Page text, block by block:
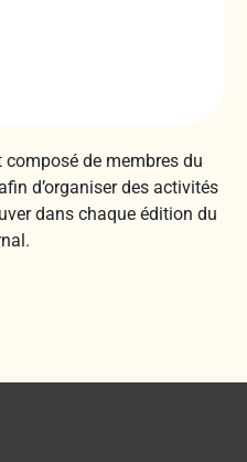
composé de membres du
d’organiser des activités
dans chaque édition du